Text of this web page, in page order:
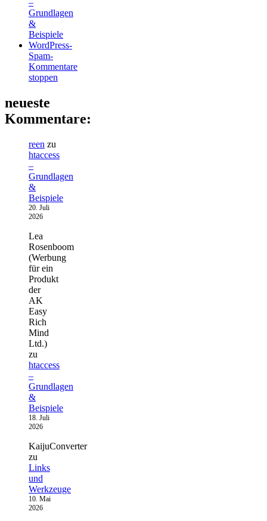
Grundlagen
&
Beispiele
WordPress-
Spam-
Kommentare
stoppen
neueste
Kommentare:
reen zu
htaccess
–
Grundlagen
&
Beispiele
20. Juli
2026
Lea
Rosenboom
(Werbung
für ein
Produkt
der
AK
Easy
Rich
Mind
Ltd.)
zu
htaccess
–
Grundlagen
&
Beispiele
18. Juli
2026
KaijuConverter
zu
Links
und
Werkzeuge
10. Mai
2026